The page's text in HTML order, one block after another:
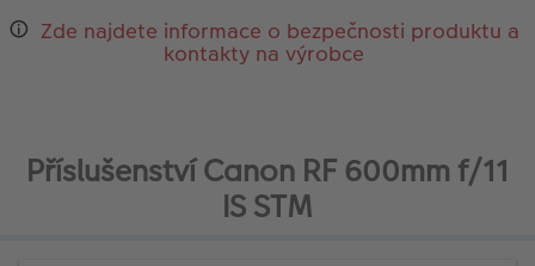
Zde najdete informace o bezpečnosti produktu a
kontakty na výrobce
Příslušenství Canon RF 600mm f/11
IS STM